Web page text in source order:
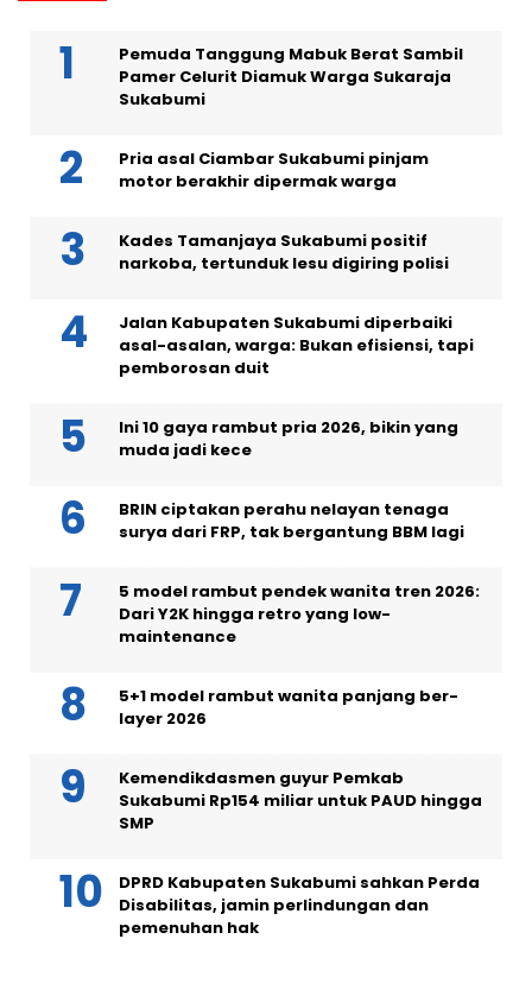
Pemuda Tanggung Mabuk Berat Sambil
Pamer Celurit Diamuk Warga Sukaraja
Sukabumi
Pria asal Ciambar Sukabumi pinjam
motor berakhir dipermak warga
Kades Tamanjaya Sukabumi positif
narkoba, tertunduk lesu digiring polisi
Jalan Kabupaten Sukabumi diperbaiki
asal-asalan, warga: Bukan efisiensi, tapi
pemborosan duit
Ini 10 gaya rambut pria 2026, bikin yang
muda jadi kece
BRIN ciptakan perahu nelayan tenaga
surya dari FRP, tak bergantung BBM lagi
5 model rambut pendek wanita tren 2026:
Dari Y2K hingga retro yang low-
maintenance
5+1 model rambut wanita panjang ber-
layer 2026
Kemendikdasmen guyur Pemkab
Sukabumi Rp154 miliar untuk PAUD hingga
SMP
DPRD Kabupaten Sukabumi sahkan Perda
Disabilitas, jamin perlindungan dan
pemenuhan hak